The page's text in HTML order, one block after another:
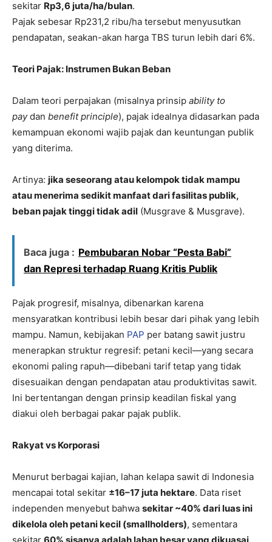
sekitar Rp3,6 juta/ha/bulan.
Pajak sebesar Rp231,2 ribu/ha tersebut menyusutkan
pendapatan, seakan-akan harga TBS turun lebih dari 6%.
Teori Pajak: Instrumen Bukan Beban
Dalam teori perpajakan (misalnya prinsip ability to
paydan benefit principle), pajak idealnya didasarkan pada
kemampuan ekonomi wajib pajak dan keuntungan publik
yang diterima.
Artinya: jika seseorang atau kelompok tidak mampu
atau menerima sedikit manfaat dari fasilitas publik,
beban pajak tinggi tidak adil (Musgrave & Musgrave).
Baca juga : Pembubaran Nobar “Pesta Babi”
dan Represi terhadap Ruang Kritis Publik
Pajak progresif, misalnya, dibenarkan karena
mensyaratkan kontribusi lebih besar dari pihak yang lebih
mampu. Namun, kebijakan PAP per batang sawit justru
menerapkan struktur regresif: petani kecil—yang secara
ekonomi paling rapuh—dibebani tarif tetap yang tidak
disesuaikan dengan pendapatan atau produktivitas sawit.
Ini bertentangan dengan prinsip keadilan fiskal yang
diakui oleh berbagai pakar pajak publik.
Rakyat vs Korporasi
Menurut berbagai kajian, lahan kelapa sawit di Indonesia
mencapai total sekitar ±16–17 juta hektare. Data riset
independen menyebut bahwa sekitar ~40% dari luas ini
dikelola oleh petani kecil (smallholders), sementara